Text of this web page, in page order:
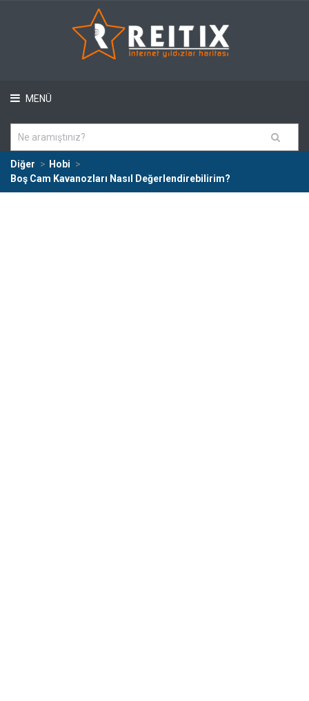
MENÜ
Diğer
Hobi
Boş Cam Kavanozları Nasıl Değerlendirebilirim?